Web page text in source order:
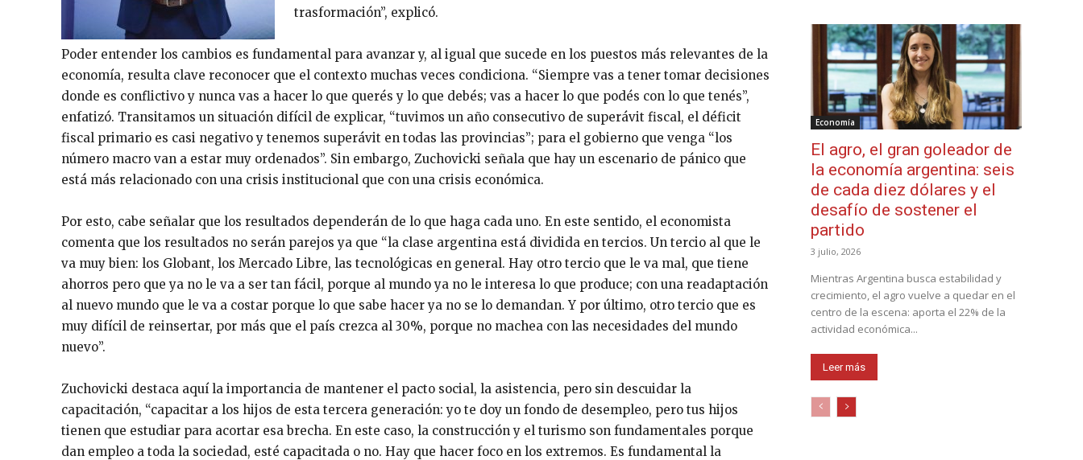
trasformación”, explicó.
Poder entender los cambios es fundamental para avanzar y, al igual que sucede en los puestos más relevantes de la
economía, resulta clave reconocer que el contexto muchas veces condiciona. “Siempre vas a tener tomar decisiones
donde es conflictivo y nunca vas a hacer lo que querés y lo que debés; vas a hacer lo que podés con lo que tenés”,
enfatizó. Transitamos un situación difícil de explicar, “tuvimos un año consecutivo de superávit fiscal, el déficit
fiscal primario es casi negativo y tenemos superávit en todas las provincias”; para el gobierno que venga “los
número macro van a estar muy ordenados”. Sin embargo, Zuchovicki señala que hay un escenario de pánico que
está más relacionado con una crisis institucional que con una crisis económica.
Por esto, cabe señalar que los resultados dependerán de lo que haga cada uno. En este sentido, el economista
comenta que los resultados no serán parejos ya que “la clase argentina está dividida en tercios. Un tercio al que le
va muy bien: los Globant, los Mercado Libre, las tecnológicas en general. Hay otro tercio que le va mal, que tiene
ahorros pero que ya no le va a ser tan fácil, porque al mundo ya no le interesa lo que produce; con una readaptación
al nuevo mundo que le va a costar porque lo que sabe hacer ya no se lo demandan. Y por último, otro tercio que es
muy difícil de reinsertar, por más que el país crezca al 30%, porque no machea con las necesidades del mundo
nuevo”.
Zuchovicki destaca aquí la importancia de mantener el pacto social, la asistencia, pero sin descuidar la
capacitación, “capacitar a los hijos de esta tercera generación: yo te doy un fondo de desempleo, pero tus hijos
tienen que estudiar para acortar esa brecha. En este caso, la construcción y el turismo son fundamentales porque
dan empleo a toda la sociedad, esté capacitada o no. Hay que hacer foco en los extremos. Es fundamental la
Economía
El agro, el gran goleador de
la economía argentina: seis
de cada diez dólares y el
desafío de sostener el
partido
3 julio, 2026
Mientras Argentina busca estabilidad y
crecimiento, el agro vuelve a quedar en el
centro de la escena: aporta el 22% de la
actividad económica...
Leer más